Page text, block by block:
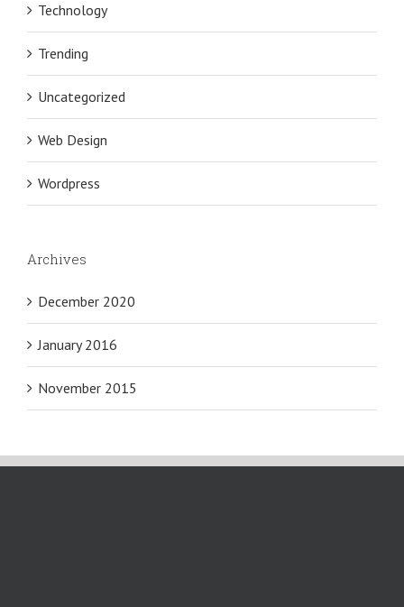
Technology
Trending
Uncategorized
Web Design
Wordpress
Archives
December 2020
January 2016
November 2015